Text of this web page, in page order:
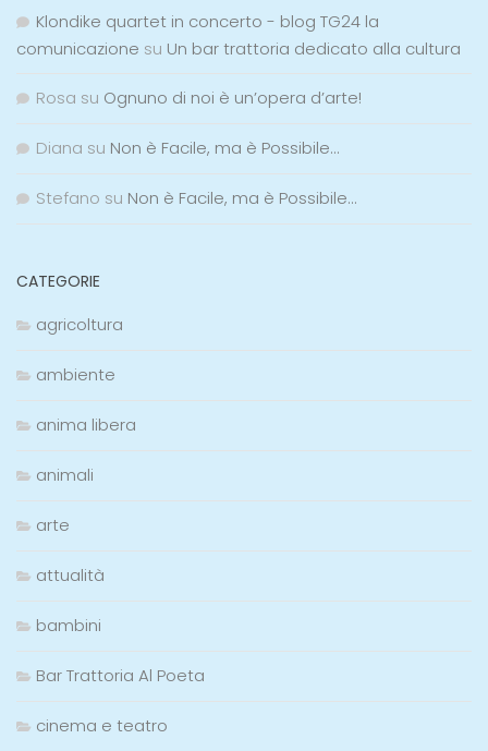
Klondike quartet in concerto - blog TG24 la
comunicazione su Un bar trattoria dedicato alla cultura
Rosa su Ognuno di noi è un’opera d’arte!
Diana su Non è Facile, ma è Possibile…
Stefano su Non è Facile, ma è Possibile…
CATEGORIE
agricoltura
ambiente
anima libera
animali
arte
attualità
bambini
Bar Trattoria Al Poeta
cinema e teatro